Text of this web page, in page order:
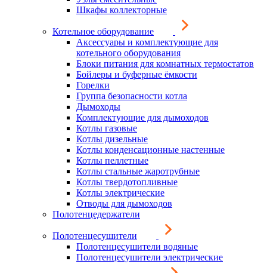
Шкафы коллекторные
Котельное оборудование
Аксессуары и комплектующие для
котельного оборудования
Блоки питания для комнатных термостатов
Бойлеры и буферные ёмкости
Горелки
Группа безопасности котла
Дымоходы
Комплектующие для дымоходов
Котлы газовые
Котлы дизельные
Котлы конденсационные настенные
Котлы пеллетные
Котлы стальные жаротрубные
Котлы твердотопливные
Котлы электрические
Отводы для дымоходов
Полотенцедержатели
Полотенцесушители
Полотенцесушители водяные
Полотенцесушители электрические